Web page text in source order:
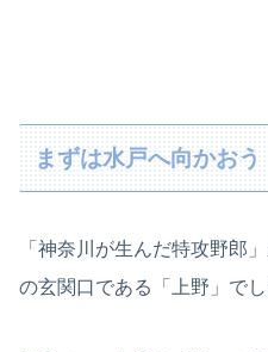
まずは水戸へ向かおう
「神奈川が生んだ特攻野郎
の玄関口である「上野」でし